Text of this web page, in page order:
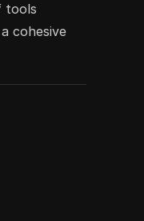
tools
cohesive